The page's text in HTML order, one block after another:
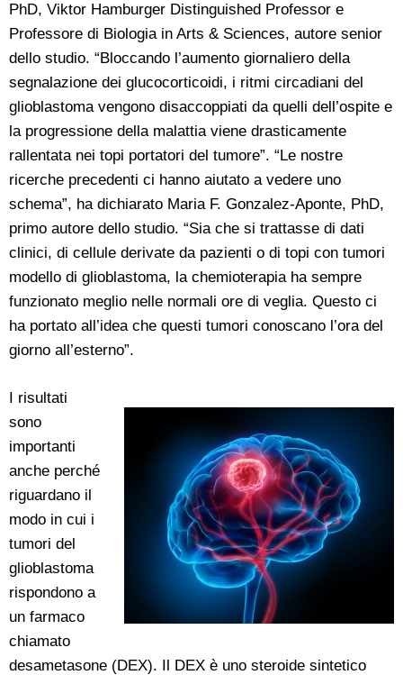
PhD, Viktor Hamburger Distinguished Professor e
Professore di Biologia in Arts & Sciences, autore senior
dello studio. “Bloccando l’aumento giornaliero della
segnalazione dei glucocorticoidi, i ritmi circadiani del
glioblastoma vengono disaccoppiati da quelli dell’ospite e
la progressione della malattia viene drasticamente
rallentata nei topi portatori del tumore”. “Le nostre
ricerche precedenti ci hanno aiutato a vedere uno
schema”, ha dichiarato Maria F. Gonzalez-Aponte, PhD,
primo autore dello studio. “Sia che si trattasse di dati
clinici, di cellule derivate da pazienti o di topi con tumori
modello di glioblastoma, la chemioterapia ha sempre
funzionato meglio nelle normali ore di veglia. Questo ci
ha portato all’idea che questi tumori conoscano l’ora del
giorno all’esterno”.
I risultati
sono
importanti
anche perché
riguardano il
modo in cui i
tumori del
glioblastoma
rispondono a
un farmaco
chiamato
desametasone (DEX). Il DEX è uno steroide sintetico